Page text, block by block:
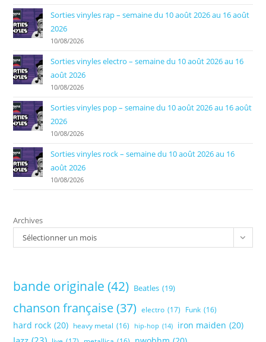
Sorties vinyles rap – semaine du 10 août 2026 au 16 août
2026
10/08/2026
Sorties vinyles electro – semaine du 10 août 2026 au 16
août 2026
10/08/2026
Sorties vinyles pop – semaine du 10 août 2026 au 16 août
2026
10/08/2026
Sorties vinyles rock – semaine du 10 août 2026 au 16
août 2026
10/08/2026
Archives
Sélectionner un mois
bande originale (42) Beatles (19)
chanson française (37) electro (17) Funk (16)
hard rock (20) heavy metal (16) hip-hop (14) iron maiden (20)